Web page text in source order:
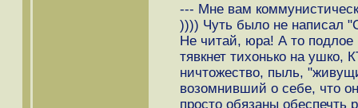
--- Мне вам
)))) Чуть было не написал
Не читай, юра! А то подлое
тявкнет тихонько на
ничтожество, пыль,
возомнивший о себе, что
просто обязаны обеспечть